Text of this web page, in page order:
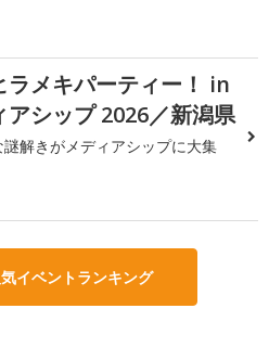
ラメキパーティー！ in
アシップ 2026／新潟県
謎解きがメディアシップに大集
イベントランキング